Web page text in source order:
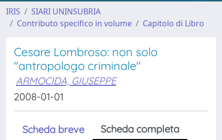
IRIS
SIARI UNINSUBRIA
Contributo specifico in volume
Capitolo di Libro
Cesare Lombroso: non solo
"antropologo criminale"
ARMOCIDA, GIUSEPPE
2008-01-01
Scheda breve
Scheda completa